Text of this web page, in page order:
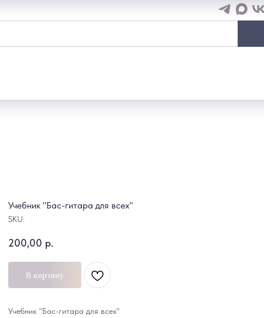
Учебник "Бас-гитара для всех"
SKU:
200,00 р.
В корзину
Учебник "Бас-гитара для всех"